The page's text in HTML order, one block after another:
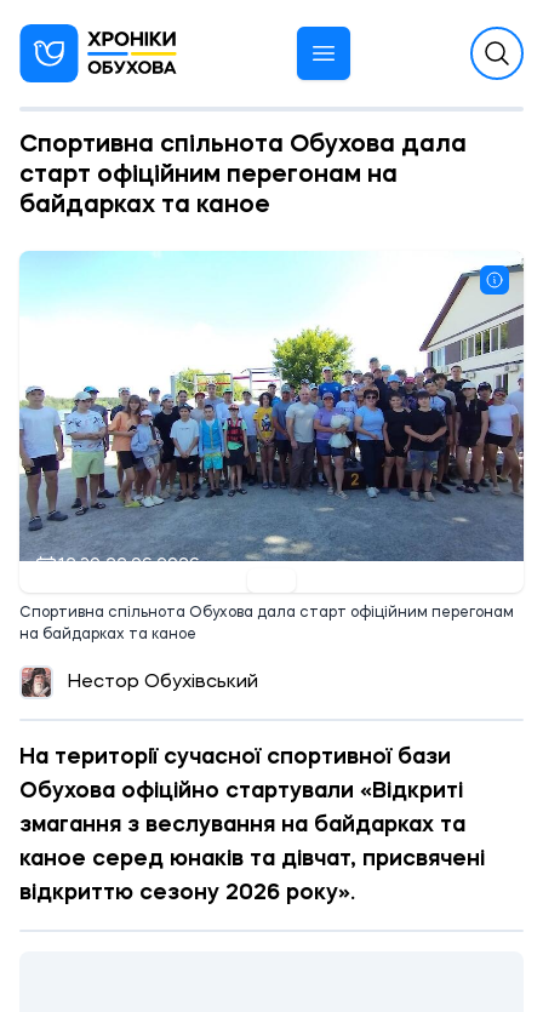
Спортивна спільнота Обухова дала
старт офіційним перегонам на
байдарках та каное
12:30 22.06.2026
Спортивна спільнота Обухова дала старт офіційним перегонам
на байдарках та каное
Нестор Обухівський
На території сучасної спортивної бази
Обухова офіційно стартували «Відкриті
змагання з веслування на байдарках та
каное серед юнаків та дівчат, присвячені
відкриттю сезону 2026 року».